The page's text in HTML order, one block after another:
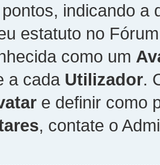
indicando a
estatuto no
como um
a cada Utilizador.
e definir como
, contate o